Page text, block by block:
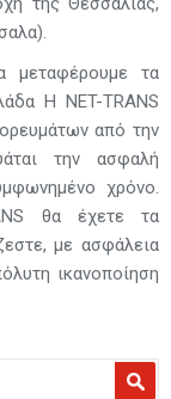
μεταφέρουμε τα
Η NET-TRANS
από την
την ασφαλή
χρόνο.
θα έχετε τα
με ασφάλεια
ικανοποίηση